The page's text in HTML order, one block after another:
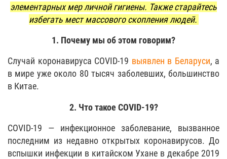
элементарных мер личной гигиены. Также старайтесь
избегать мест массового скопления людей.
1. Почему мы об этом говорим?
Случай коронавируса COVID-19 выявлен в Беларуси, а
в мире уже около 80 тысяч заболевших, большинство
в Китае.
2. Что такое COVID-19?
COVID-19 — инфекционное заболевание, вызванное
последним из недавно открытых коронавирусов. До
вспышки инфекции в китайском Ухане в декабре 2019